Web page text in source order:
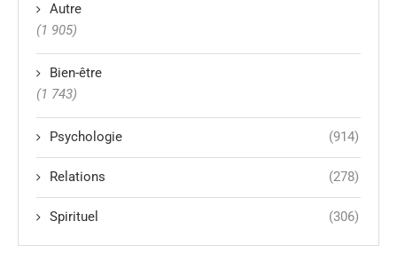
Autre
(1 905)
Bien-être
(1 743)
Psychologie (914)
Relations (278)
Spirituel (306)